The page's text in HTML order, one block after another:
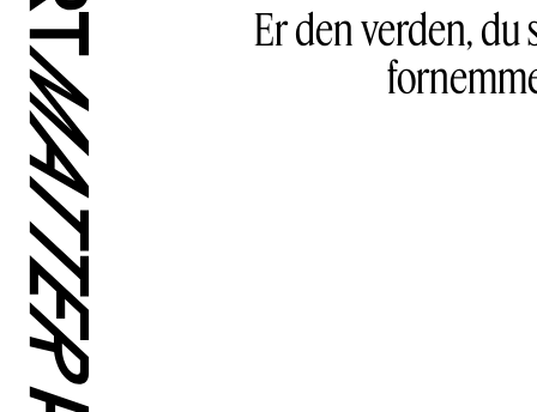
Er den verden, du